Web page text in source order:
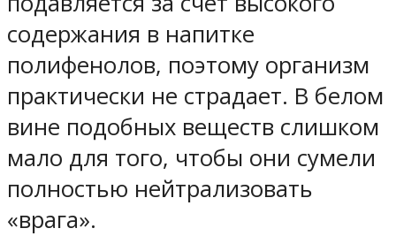
содержания в напитке
полифенолов, поэтому организм
практически не страдает. В белом
вине подобных веществ слишком
мало для того, чтобы они сумели
полностью нейтрализовать
«врага».